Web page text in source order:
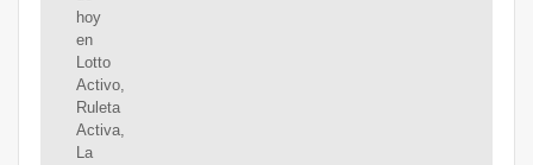
hoy
en
Lotto
Activo,
Ruleta
Activa,
La